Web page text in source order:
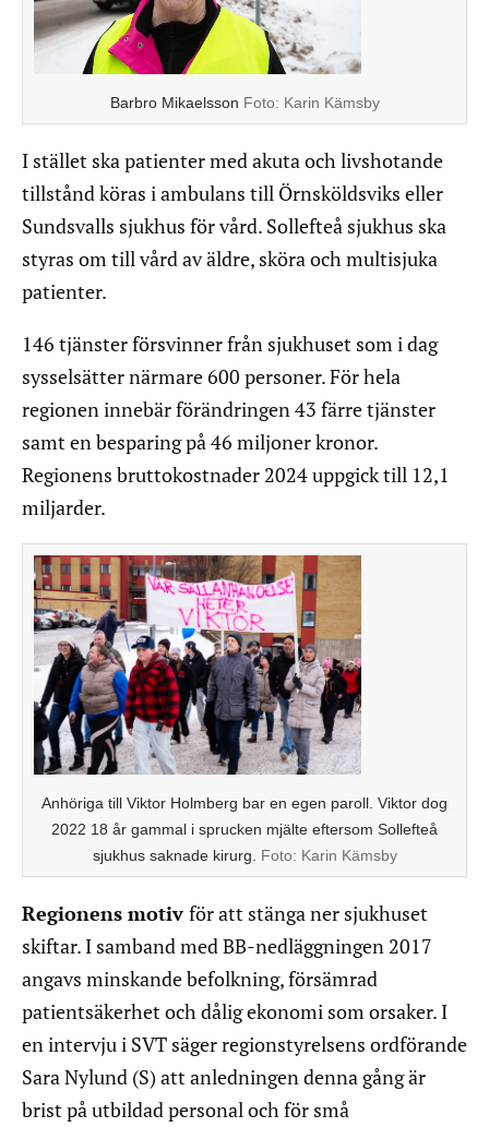
Barbro Mikaelsson Foto: Karin Kämsby
I stället ska patienter med akuta och livshotande
tillstånd köras i ambulans till Örnsköldsviks eller
Sundsvalls sjukhus för vård. Sollefteå sjukhus ska
styras om till vård av äldre, sköra och multisjuka
patienter.
146 tjänster försvinner från sjukhuset som i dag
sysselsätter närmare 600 personer. För hela
regionen innebär förändringen 43 färre tjänster
samt en besparing på 46 miljoner kronor.
Regionens bruttokostnader 2024 uppgick till 12,1
miljarder.
Anhöriga till Viktor Holmberg bar en egen paroll. Viktor dog
2022 18 år gammal i sprucken mjälte eftersom Sollefteå
sjukhus saknade kirurg. Foto: Karin Kämsby
Regionens motiv för att stänga ner sjukhuset
skiftar. I samband med BB-nedläggningen 2017
angavs minskande befolkning, försämrad
patientsäkerhet och dålig ekonomi som orsaker. I
en intervju i SVT säger regionstyrelsens ordförande
Sara Nylund (S) att anledningen denna gång är
brist på utbildad personal och för små